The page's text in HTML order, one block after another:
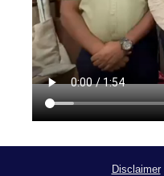
Disclaimer